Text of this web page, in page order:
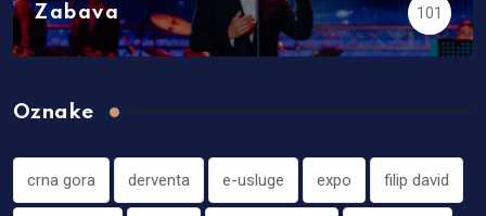
Zabava 101
Oznake
crna gora derventa e-usluge expo filip david